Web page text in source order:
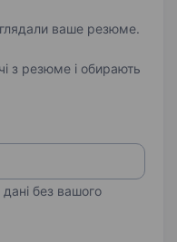
ваше резюме.
з резюме і обирають
дані без вашого